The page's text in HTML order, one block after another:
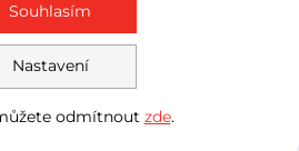
Nastavení
Souhlasím
odmítnout zde.